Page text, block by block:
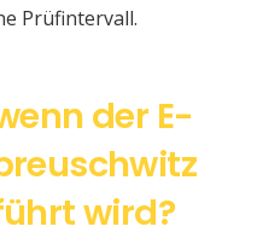
Prüfintervall.
der E-
wird?